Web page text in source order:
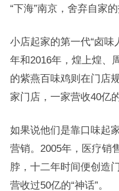
“下海”南京，舍弃自家
小店起家的第一代“卤味
年和2016年，煌上煌、
的紫燕百味鸡则在门店
家门店，一家营收40亿
如果说他们是靠口味起
营销。2005年，医疗销
脖，十二年时间便创造
营收过50亿的“神话”。